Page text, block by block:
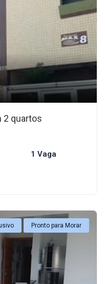
2 quartos
1 Vaga
Pronto para Morar